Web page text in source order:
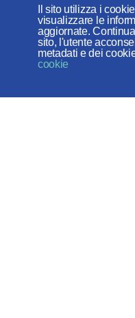
Il sito utilizza i
visualizzare le
aggiornate.
sito, l'utente
metadati e dei
cookie
“La Chiesa e il
tempo”